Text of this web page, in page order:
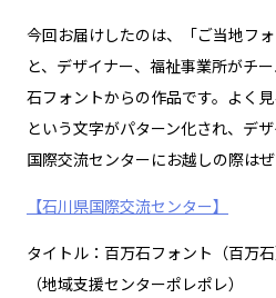
今回お届けしたのは、「ご当地フ
と、デザイナー、福祉事業所がチ
石フォントからの作品です。よく見
という文字がパターン化され、デ
国際交流センターにお越しの際はぜ
【石川県国際交流センター】
タイトル：百万石フォント（百万
（地域支援センターポレポレ）